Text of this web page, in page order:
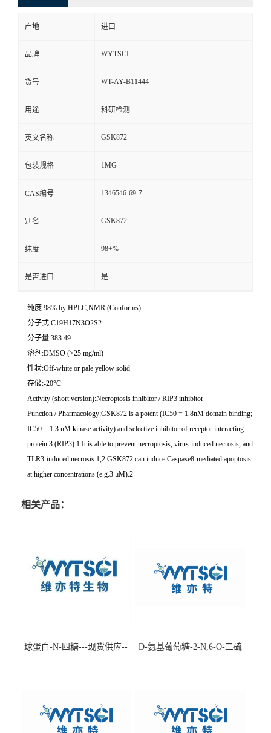
产地 进口
品牌 WYTSCI
货号 WT-AY-B11444
用途 科研检测
英文名称 GSK872
包装规格 1MG
CAS编号 1346546-69-7
别名 GSK872
纯度 98+%
是否进口 是
纯度:98% by HPLC;NMR (Conforms)
分子式:C19H17N3O2S2
分子量:383.49
溶剂:DMSO (>25 mg/ml)
性状:Off-white or pale yellow solid
存储:-20°C
Activity (short version):Necroptosis inhibitor / RIP3 inhibitor
Function / Pharmacology:GSK872 is a potent (IC50 = 1.8nM domain binding;
IC50 = 1.3 nM kinase activity) and selective inhibitor of receptor interacting
protein 3 (RIP3).1 It is able to prevent necroptosis, virus-induced necrosis, and
TLR3-induced necrosis.1,2 GSK872 can induce Caspase8-mediated apoptosis
at higher concentrations (e.g.3 μM).2
相关产品：
球蛋白-N-四糖---现货供应--
D-氨基葡萄糖-2-N,6-O-二硫